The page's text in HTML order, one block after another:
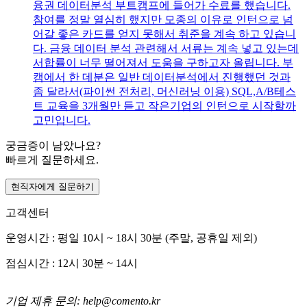
융권 데이터분석 부트캠프에 들어가 수료를 했습니다.
참여를 정말 열심히 했지만 모종의 이유로 인턴으로 넘
어갈 좋은 카드를 얻지 못해서 취준을 계속 하고 있습니
다. 금융 데이터 분석 관련해서 서류는 계속 넣고 있는데
서합률이 너무 떨어져서 도움을 구하고자 올립니다. 부
캠에서 한 데분은 일반 데이터분석에서 진행했던 것과
좀 달라서(파이썬 전처리, 머신러닝 이용) SQL,A/B테스
트 교육을 3개월만 듣고 작은기업의 인턴으로 시작할까
고민입니다.
궁금증이 남았나요?
빠르게 질문하세요.
현직자에게 질문하기
고객센터
운영시간 : 평일 10시 ~ 18시 30분 (주말, 공휴일 제외)
점심시간 : 12시 30분 ~ 14시
기업 제휴 문의: help@comento.kr